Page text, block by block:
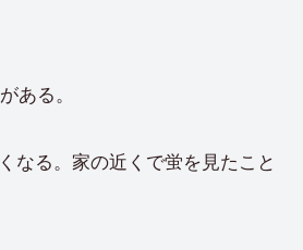
ある。
なる。家の近くで蛍を見たこと